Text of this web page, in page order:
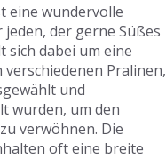
eine wundervolle
jeden, der gerne Süßes
sich dabei um eine
Pralinen,
und
wurden, um den
verwöhnen. Die
oft eine breite